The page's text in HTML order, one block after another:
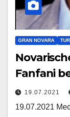
GRAN NOVARA
Fanfani
19.07.2021
19.07.2021